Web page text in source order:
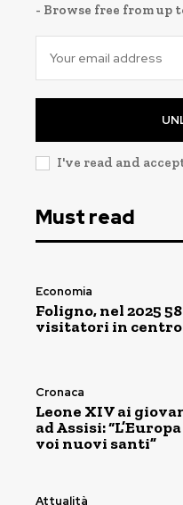
- Browse free from up
I've read and
Must read
Economia
Foligno, nel 2025
visitatori in
Cronaca
Leone XIV ai
ad Assisi:
voi nuovi santi”
Attualità